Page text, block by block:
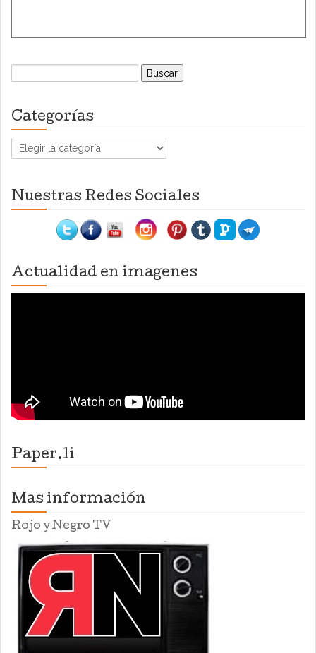
Buscar:
Categorías
Categorías
Nuestras Redes Sociales
Actualidad en imagenes
Paper.li
Mas información
Rojo y Negro TV